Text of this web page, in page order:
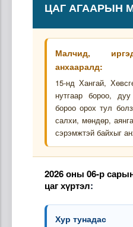
ЦАГ АГААРЫН
Малчид,
анхааралд:
15-нд Хангай,
нутгаар бороо,
бороо орох тул
салхи, мөндөр,
сэрэмжтэй байхыг
2026 оны 06-р
цаг хүртэл:
Хур тунадас